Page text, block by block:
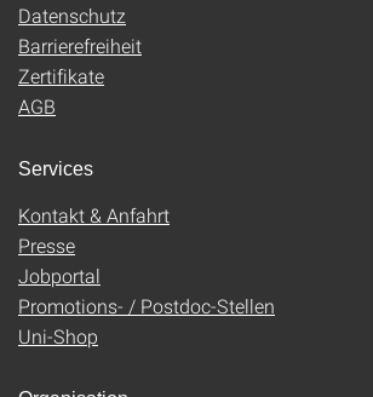
Datenschutz
Barrierefreiheit
Zertifikate
AGB
Services
Kontakt & Anfahrt
Presse
Jobportal
Promotions- / Postdoc-Stellen
Uni-Shop